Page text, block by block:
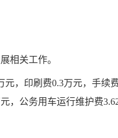
相关工作。
，印刷费0.3万元，手续
，公务用车运行维护费